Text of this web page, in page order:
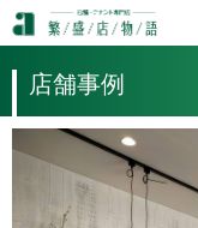
店舗事例